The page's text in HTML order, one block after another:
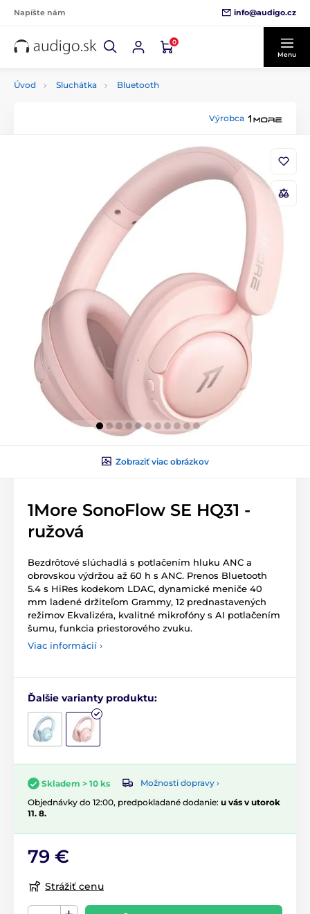
Napíšte nám info@audigo.cz
0
Menu
Úvod Sluchátka Bluetooth
Výrobca
Zobraziť viac obrázkov
1More SonoFlow SE HQ31 -
ružová
Bezdrôtové slúchadlá s potlačením hluku ANC a
obrovskou výdržou až 60 h s ANC. Prenos Bluetooth
5.4 s HiRes kodekom LDAC, dynamické meniče 40
mm ladené držiteľom Grammy, 12 prednastavených
režimov Ekvalizéra, kvalitné mikrofóny s AI potlačením
šumu, funkcia priestorového zvuku.
Viac informácií ›
Ďalšie varianty produktu:
Skladem > 10 ks
Možnosti dopravy ›
Objednávky do 12:00, predpokladané dodanie: u vás v utorok
11. 8.
79 €
Strážiť cenu